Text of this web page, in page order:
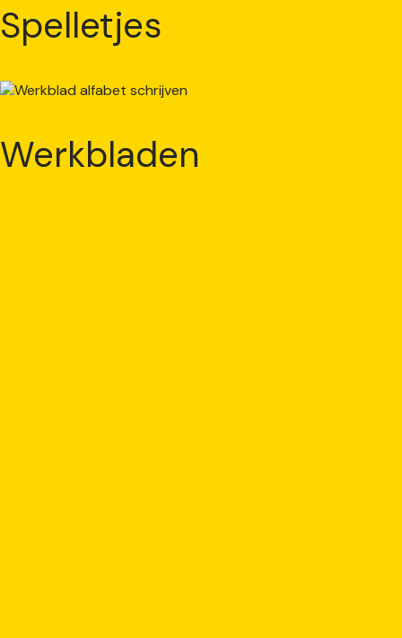
Spelletjes
Werkbladen